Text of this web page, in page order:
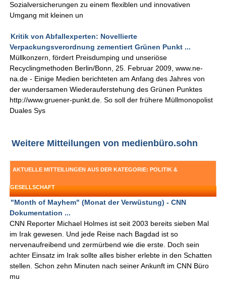
Sozialversicherungen zu einem flexiblen und innovativen
Umgang mit kleinen un
Kritik von Abfallexperten: Novellierte
Verpackungsverordnung zementiert Grünen Punkt ...
Müllkonzern, fördert Preisdumping und unseriöse
Recyclingmethoden Berlin/Bonn, 25. Februar 2009, www.ne-
na.de - Einige Medien berichteten am Anfang des Jahres von
der wundersamen Wiederauferstehung des Grünen Punktes
http://www.gruener-punkt.de. So soll der frühere Müllmonopolist
Duales Sys
Weitere Mitteilungen von medienbüro.sohn
AKTUELLE MITTEILUNGEN AUS DER KATEGORIE: POLITIK &
GESELLSCHAFT
"Month of Mayhem" (Monat der Verwüstung) - CNN
Dokumentation ...
CNN Reporter Michael Holmes ist seit 2003 bereits sieben Mal
im Irak gewesen. Und jede Reise nach Bagdad ist so
nervenaufreibend und zermürbend wie die erste. Doch sein
achter Einsatz im Irak sollte alles bisher erlebte in den Schatten
stellen. Schon zehn Minuten nach seiner Ankunft im CNN Büro
mu